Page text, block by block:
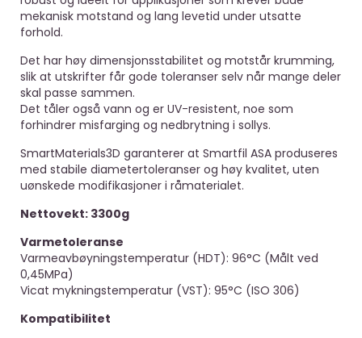
mekanisk motstand og lang levetid under utsatte
forhold.
Det har høy dimensjonsstabilitet og motstår krumming,
slik at utskrifter får gode toleranser selv når mange deler
skal passe sammen.
Det tåler også vann og er UV-resistent, noe som
forhindrer misfarging og nedbrytning i sollys.
SmartMaterials3D garanterer at Smartfil ASA produseres
med stabile diameter­toleranser og høy kvalitet, uten
uønskede modifikasjoner i råmaterialet.
Nettovekt: 3300g
Varmetoleranse
Varmeavbøyningstemperatur (HDT): 96°C (Målt ved
0,45MPa)
Vicat mykningstemperatur (VST): 95°C (ISO 306)
Kompatibilitet